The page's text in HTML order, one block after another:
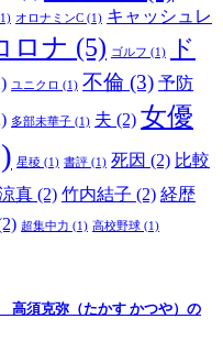
オロナミンC (1) キャッシュレ
ロナ (5) ゴルフ (1)
ド
ユニクロ (1) 不倫 (3) 予防
多部未華子 (1) 夫 (2) 女優
星稜 (1) 書評 (1) 死因 (2) 比較
真 (2) 竹内結子 (2) 経歴
超集中力 (1) 高校野球 (1)
須克弥（たかす かつや）の